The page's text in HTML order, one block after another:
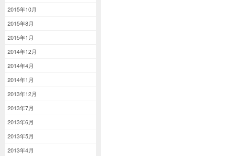
2015年10月
2015年8月
2015年1月
2014年12月
2014年4月
2014年1月
2013年12月
2013年7月
2013年6月
2013年5月
2013年4月